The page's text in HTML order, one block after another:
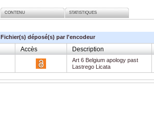
CONTENU STATISTIQUES
Fichier(s) déposé(s) par l'encodeur
Accès Description
Art 6 Belgium apology past
Lastrego Licata